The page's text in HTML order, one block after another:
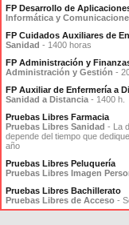
FP Desarrollo de
Informática y
FP Cuidados Auxiliares de
Sanidad - 1400 horas
FP Administración y
Administración y Gestión -
FP Auxiliar de Enfermería a
Sanidad a Distancia - 1400 h.
Pruebas Libres Farmacia
Pruebas Libres Sanidad - La
depende del tiempo que
año
Pruebas Libres Peluquería
Pruebas Libres Imagen
Pruebas Libres Bachillerato
Pruebas Libres de Acceso -